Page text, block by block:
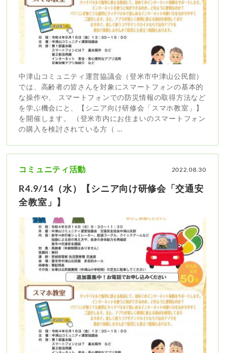
中津山コミュニティ運営協議会（登米市中津山公民館）
では、高齢者の皆さんを対象にスマートフォンの基本的
な操作や、 スマートフォンでの防災情報の取得方法など
を学ぶ機会にと、【シニア向け研修会「スマホ教室」】
を開催します。 （登米市内にお住まいのスマートフォン
の購入を検討されている方（ …
2022.08.30
コミュニティ活動
R4.9/14（水）【シニア向け研修会「交通安
全教室」】